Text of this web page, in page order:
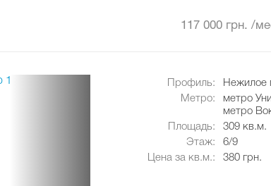
117 000 грн. /
Профиль:
Нежилое
Метро:
метро
метро
Площадь:
309 кв.м.
Этаж:
6/9
Цена за кв.м.:
380 грн.